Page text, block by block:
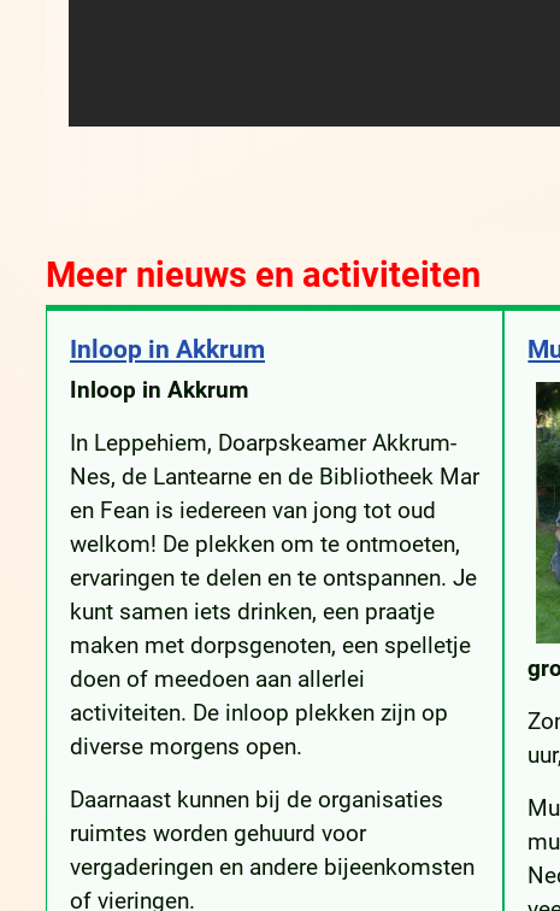
Meer nieuws en activiteiten
Inloop in Akkrum
Inloop in Akkrum
In Leppehiem, Doarpskeamer Akkrum-
Nes, de Lantearne en de Bibliotheek Mar
en Fean is iedereen van jong tot oud
welkom! De plekken om te ontmoeten,
ervaringen te delen en te ontspannen. Je
kunt samen iets drinken, een praatje
maken met dorpsgenoten, een spelletje
doen of meedoen aan allerlei
activiteiten. De inloop plekken zijn op
diverse morgens open.
Daarnaast kunnen bij de organisaties
ruimtes worden gehuurd voor
vergaderingen en andere bijeenkomsten
of vieringen.